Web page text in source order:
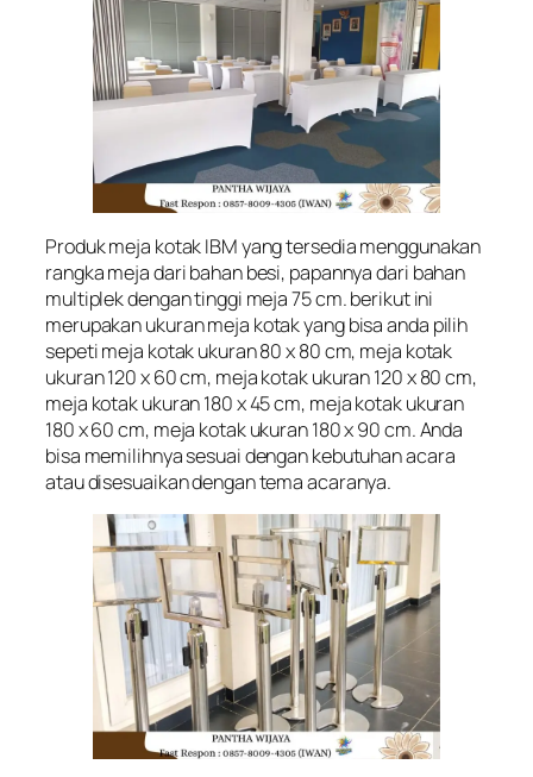
Produk meja kotak IBM yang tersedia menggunakan
rangka meja dari bahan besi, papannya dari bahan
multiplek dengan tinggi meja 75 cm. berikut ini
merupakan ukuran meja kotak yang bisa anda pilih
sepeti meja kotak ukuran 80 x 80 cm, meja kotak
ukuran 120 x 60 cm, meja kotak ukuran 120 x 80 cm,
meja kotak ukuran 180 x 45 cm, meja kotak ukuran
180 x 60 cm, meja kotak ukuran 180 x 90 cm. Anda
bisa memilihnya sesuai dengan kebutuhan acara
atau disesuaikan dengan tema acaranya.